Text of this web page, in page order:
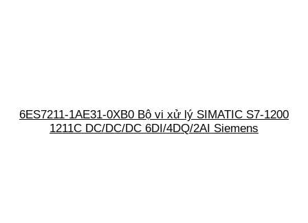
6ES7211-1AE31-0XB0 Bộ vi xử lý SIMATIC S7-1200
1211C DC/DC/DC 6DI/4DQ/2AI Siemens